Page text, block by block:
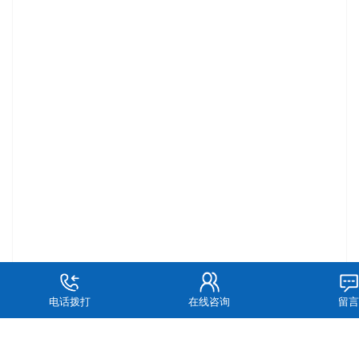
电话拨打 在线咨询 留言